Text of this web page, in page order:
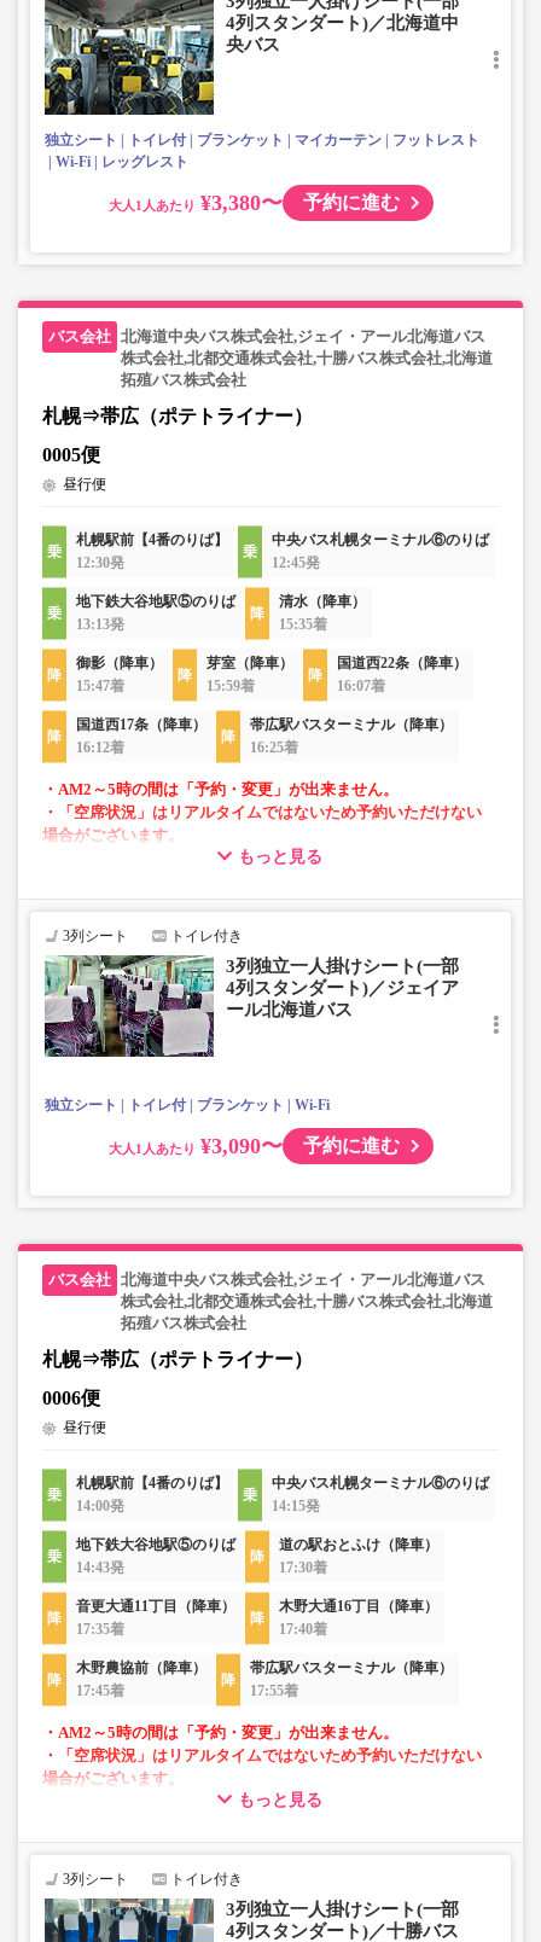
・車内は常時換気し、清掃・除菌を徹底。
4列スタンダート)／北海道中
央バス
独立シート トイレ付 ブランケット マイカーテン
フットレスト
Wi-Fi
レッグレスト
大人 ¥3,380〜 予約に進む
北海道中央バス株式会社,ジェイ・アール北海道バス
株式会社,北都交通株式会社,十勝バス株式会社,北海道
拓殖バス株式会社
札幌⇒帯広（ポテトライナー）
0005便
昼行便
札幌駅前【4番のりば】
12:30発
中央バス札幌ターミナル⑥のりば
12:45発
地下鉄大谷地駅⑤のりば
13:13発
清水（降車）
15:35着
御影（降車）
15:47着
芽室（降車）
15:59着
国道西22条（降車）
16:07着
国道西17条（降車）
16:12着
帯広駅バスターミナル（降車）
16:25着
・AM2～5時の間は「予約・変更」が出来ません。
・「空席状況」はリアルタイムではないため予約いただけない
場合がございます。
・1部車両は後方座席は4列シートとなっております。座席指定
・車内トイレ完備で長旅でも安心。
・車内は常時換気し、清掃・除菌を徹底。
もっと見る
3列シート トイレ付き
3列独立一人掛けシート(一部
4列スタンダート)／ジェイア
ール北海道バス
独立シート トイレ付 ブランケット Wi-Fi
大人 ¥3,090〜 予約に進む
北海道中央バス株式会社,ジェイ・アール北海道バス
株式会社,北都交通株式会社,十勝バス株式会社,北海道
拓殖バス株式会社
札幌⇒帯広（ポテトライナー）
0006便
昼行便
札幌駅前【4番のりば】
14:00発
中央バス札幌ターミナル⑥のりば
14:15発
地下鉄大谷地駅⑤のりば
14:43発
道の駅おとふけ（降車）
17:30着
音更大通11丁目（降車）
17:35着
木野大通16丁目（降車）
17:40着
木野農協前（降車）
17:45着
帯広駅バスターミナル（降車）
17:55着
・AM2～5時の間は「予約・変更」が出来ません。
・「空席状況」はリアルタイムではないため予約いただけない
場合がございます。
・1部車両は後方座席は4列シートとなっております。座席指定
・車内トイレ完備で長旅でも安心。
・車内は常時換気し、清掃・除菌を徹底。
もっと見る
3列シート トイレ付き
3列独立一人掛けシート(一部
4列スタンダート)／十勝バス